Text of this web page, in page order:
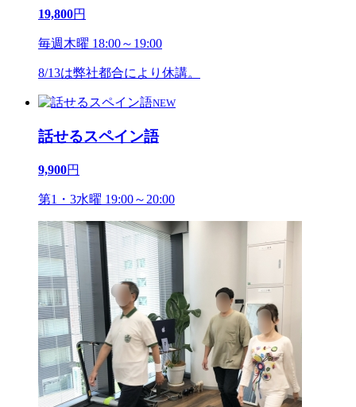
19,800円
毎週木曜 18:00～19:00
8/13は弊社都合により休講。
NEW
話せるスペイン語
9,900円
第1・3水曜 19:00～20:00